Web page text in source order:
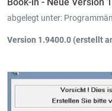
Book-in - Neue Version
abgelegt unter:
Version 1.9400.0 (erstellt
Eingabe: Wenn keines
angehakt ist, dann
machen.